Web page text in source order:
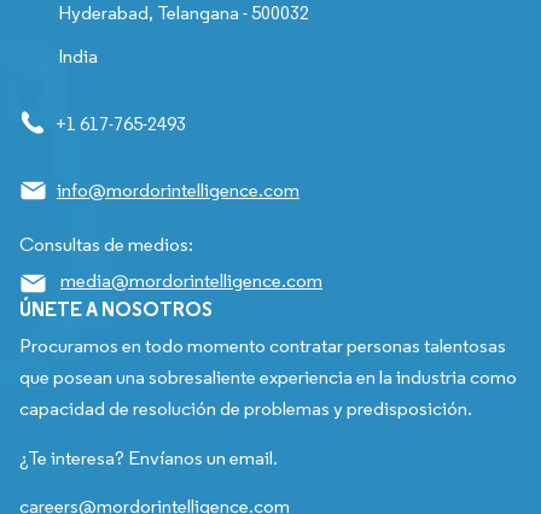
Hyderabad, Telangana - 500032
India
+1 617-765-2493
info@mordorintelligence.com
Consultas de medios:
media@mordorintelligence.com
ÚNETE A NOSOTROS
Procuramos en todo momento contratar personas talentosas
que posean una sobresaliente experiencia en la industria como
capacidad de resolución de problemas y predisposición.
¿Te interesa? Envíanos un email.
careers@mordorintelligence.com